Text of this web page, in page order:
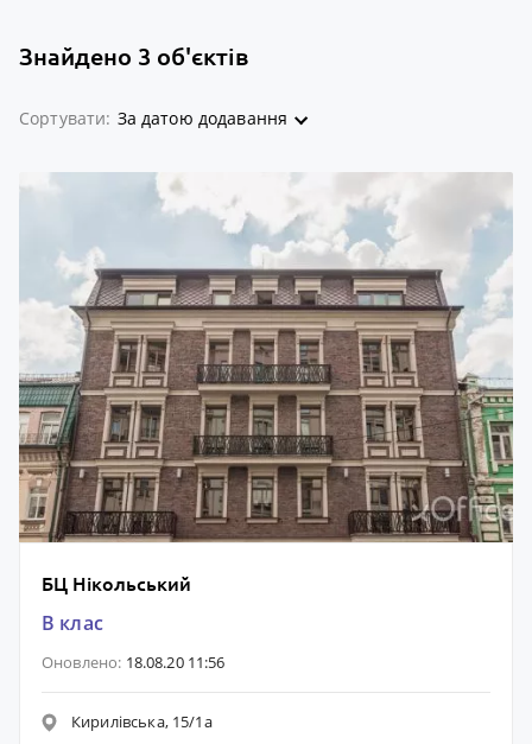
Знайдено 3 об'єктів
Сортувати: За датою додавання
БЦ Нікольський
B клас
Оновлено: 18.08.20 11:56
Кирилівська, 15/1а